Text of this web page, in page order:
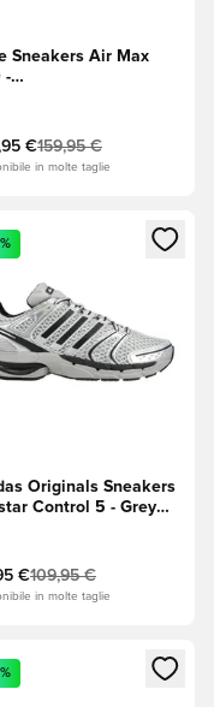
Sneakers Air Max
-
€159,95 €
in molte taglie
o registrarsi come
una finestra modale
Originals Sneakers
Control 5 - Grey
€109,95 €
in molte taglie
o registrarsi come
una finestra modale